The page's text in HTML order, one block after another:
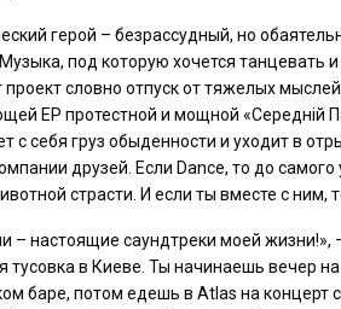
герой – безрассудный, но
под которую хочется танцевать
проект словно отпуск от тяжелых
ЕР протестной и мощной «Середнiй
с себя груз обыденности и уходит в
друзей. Если Dance, то до самого
страсти. И если ты вместе с ним,
– настоящие саундтреки моей жизни!»,
тусовка в Киеве. Ты начинаешь вечер
баре, потом едешь в Atlas на концерт